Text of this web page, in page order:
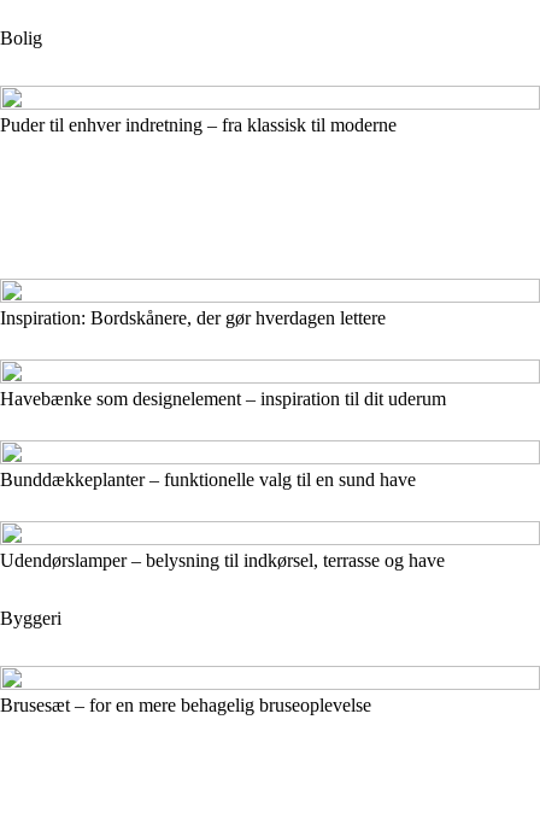
Bolig
Puder til enhver indretning – fra klassisk til moderne
Inspiration: Bordskånere, der gør hverdagen lettere
Havebænke som designelement – inspiration til dit uderum
Bunddækkeplanter – funktionelle valg til en sund have
Udendørslamper – belysning til indkørsel, terrasse og have
Byggeri
Brusesæt – for en mere behagelig bruseoplevelse